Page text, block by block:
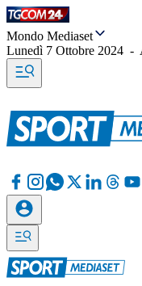
Mondo Mediaset
Lunedì 7 Ottobre 2024 -